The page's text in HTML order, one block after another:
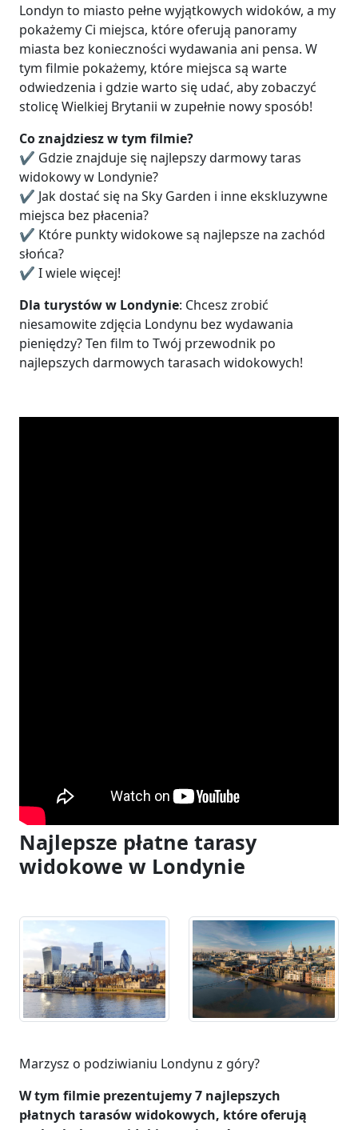
Londyn to miasto pełne wyjątkowych widoków, a my
pokażemy Ci miejsca, które oferują panoramy
miasta bez konieczności wydawania ani pensa. W
tym filmie pokażemy, które miejsca są warte
odwiedzenia i gdzie warto się udać, aby zobaczyć
stolicę Wielkiej Brytanii w zupełnie nowy sposób!
Co znajdziesz w tym filmie?
✔️ Gdzie znajduje się najlepszy darmowy taras
widokowy w Londynie?
✔️ Jak dostać się na Sky Garden i inne ekskluzywne
miejsca bez płacenia?
✔️ Które punkty widokowe są najlepsze na zachód
słońca?
✔️ I wiele więcej!
Dla turystów w Londynie: Chcesz zrobić
niesamowite zdjęcia Londynu bez wydawania
pieniędzy? Ten film to Twój przewodnik po
najlepszych darmowych tarasach widokowych!
Najlepsze płatne tarasy
widokowe w Londynie
Marzysz o podziwianiu Londynu z góry?
W tym filmie prezentujemy 7 najlepszych
płatnych tarasów widokowych, które oferują